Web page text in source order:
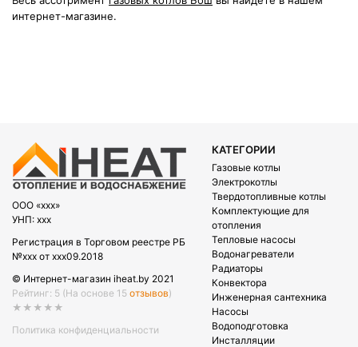
интернет-магазине.
OOO «xxx»
УНП: xxx
Регистрация в Торговом реестре РБ
№xxx от xxx09.2018
© Интернет-магазин iheat.by 2021
Рейтинг: 5 (На основе 15 отзывов)
★★★★★
Политика конфиденциальности
КАТЕГОРИИ
Газовые котлы
Электрокотлы
Твердотопливные котлы
Комплектующие для
отопления
Тепловые насосы
Водонагреватели
Радиаторы
Конвектора
Инженерная сантехника
Насосы
Водоподготовка
Инсталляции